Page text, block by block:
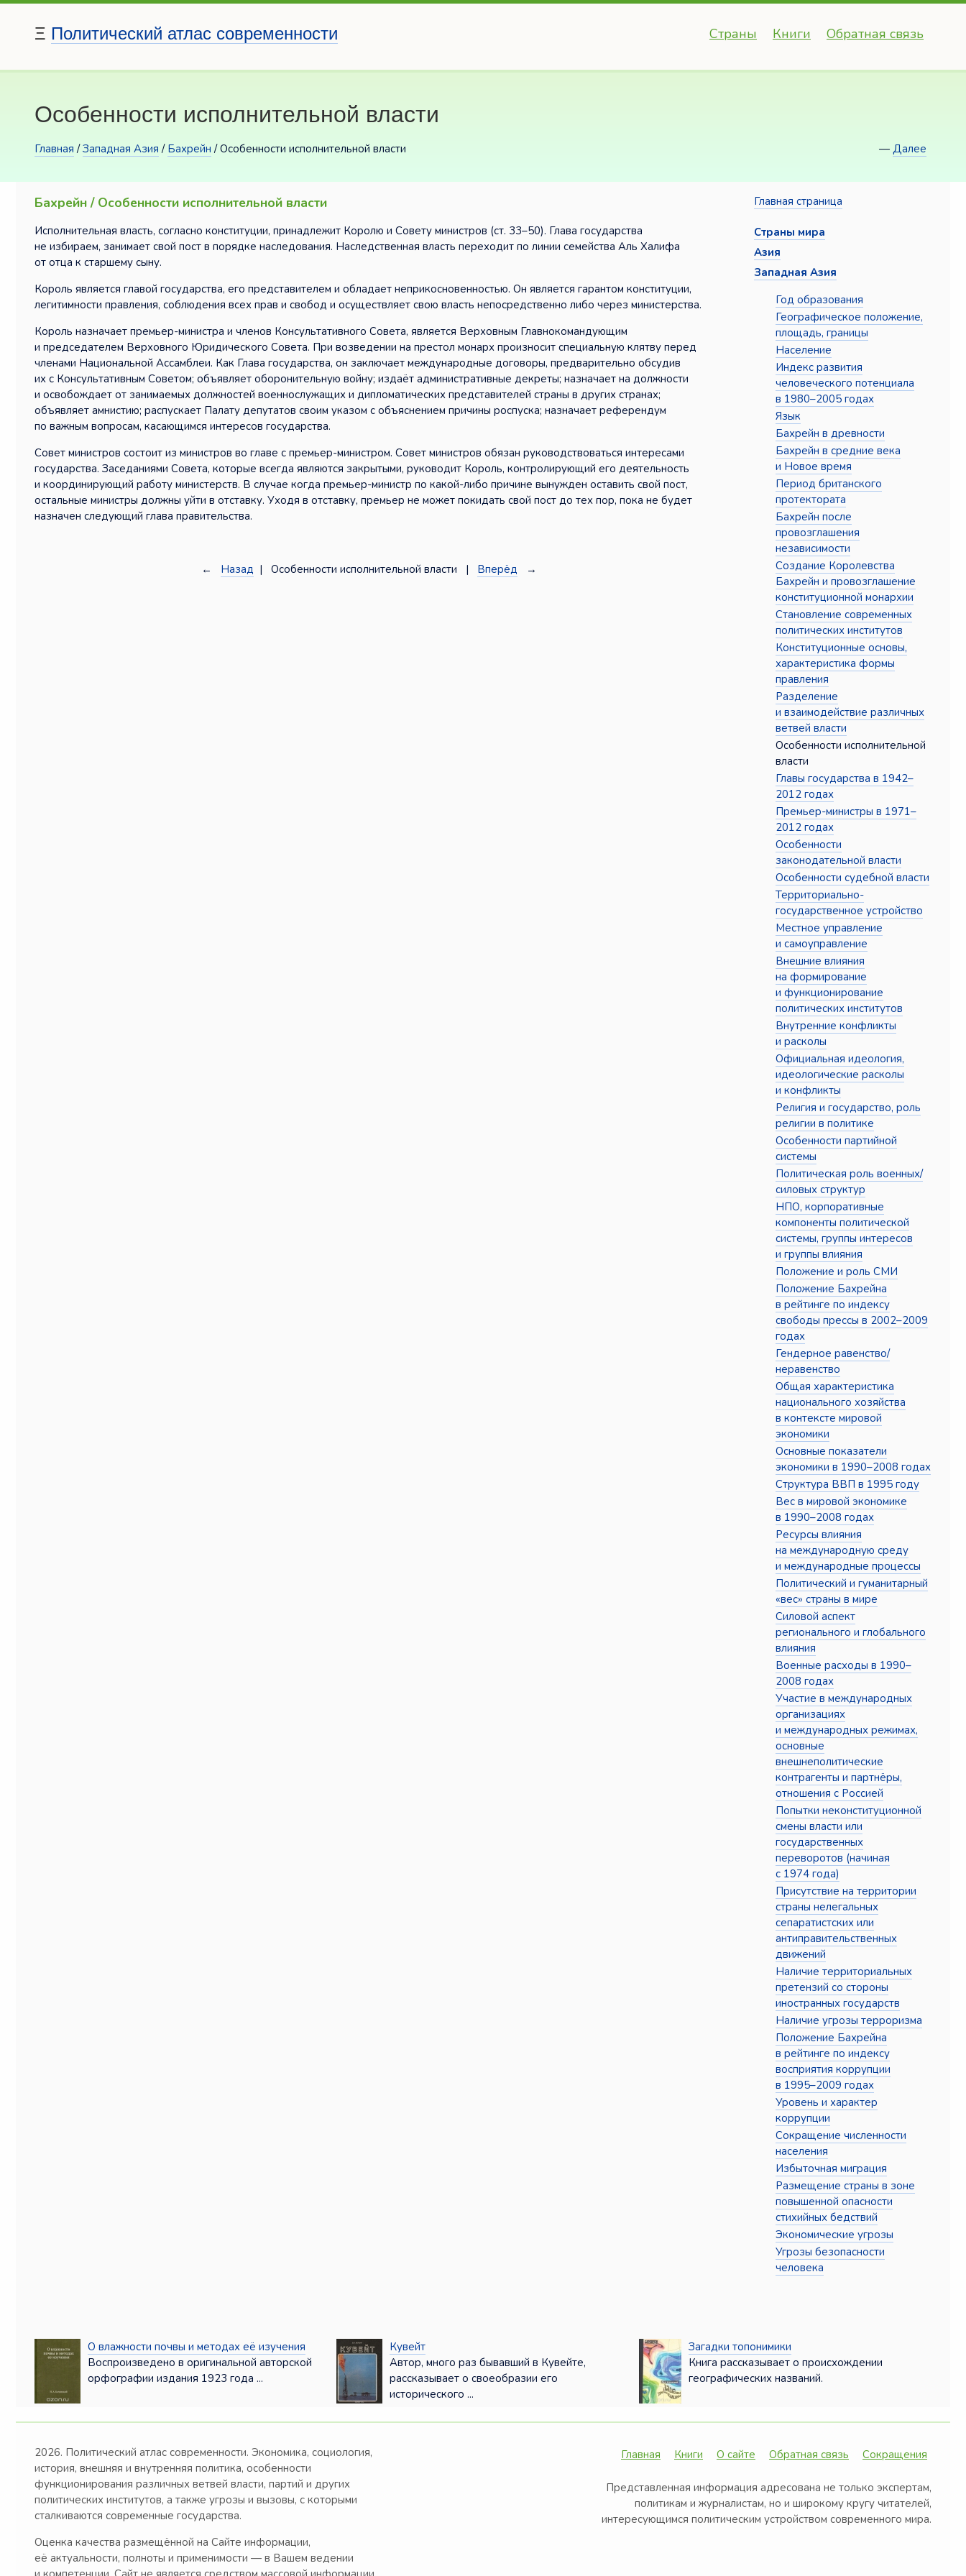
Ξ Политический атлас современности Страны Книги Обратная связь
Особенности исполнительной власти
Главная /Западная Азия / Бахрейн / Особенности исполнительной власти — Далее
Бахрейн / Особенности исполнительной власти
Исполнительная власть, согласно конституции, принадлежит Королю и Совету министров (ст. 33–50). Глава государства
не избираем, занимает свой пост в порядке наследования. Наследственная власть переходит по линии семейства Аль Халифа
от отца к старшему сыну.
Король является главой государства, его представителем и обладает неприкосновенностью. Он является гарантом конституции,
легитимности правления, соблюдения всех прав и свобод и осуществляет свою власть непосредственно либо через министерства.
Король назначает премьер-министра и членов Консультативного Совета, является Верховным Главнокомандующим
и председателем Верховного Юридического Совета. При возведении на престол монарх произносит специальную клятву перед
членами Национальной Ассамблеи. Как Глава государства, он заключает международные договоры, предварительно обсудив
их с Консультативным Советом; объявляет оборонительную войну; издаёт административные декреты; назначает на должности
и освобождает от занимаемых должностей военнослужащих и дипломатических представителей страны в других странах;
объявляет амнистию; распускает Палату депутатов своим указом с объяснением причины роспуска; назначает референдум
по важным вопросам, касающимся интересов государства.
Совет министров состоит из министров во главе с премьер-министром. Совет министров обязан руководствоваться интересами
государства. Заседаниями Совета, которые всегда являются закрытыми, руководит Король, контролирующий его деятельность
и координирующий работу министерств. В случае когда премьер-министр по какой-либо причине вынужден оставить свой пост,
остальные министры должны уйти в отставку. Уходя в отставку, премьер не может покидать свой пост до тех пор, пока не будет
назначен следующий глава правительства.
← Назад | Особенности исполнительной власти | Вперёд →
Главная страница
Страны мира
Азия
Западная Азия
Год образования
Географическое положение,
площадь, границы
Население
Индекс развития
человеческого потенциала
в 1980–2005 годах
Язык
Бахрейн в древности
Бахрейн в средние века
и Новое время
Период британского
протектората
Бахрейн после
провозглашения
независимости
Создание Королевства
Бахрейн и провозглашение
конституционной монархии
Становление современных
политических институтов
Конституционные основы,
характеристика формы
правления
Разделение
и взаимодействие различных
ветвей власти
Особенности исполнительной
власти
Главы государства в 1942–
2012 годах
Премьер-министры в 1971–
2012 годах
Особенности
законодательной власти
Особенности судебной власти
Территориально-
государственное устройство
Местное управление
и самоуправление
Внешние влияния
на формирование
и функционирование
политических институтов
Внутренние конфликты
и расколы
Официальная идеология,
идеологические расколы
и конфликты
Религия и государство, роль
религии в политике
Особенности партийной
системы
Политическая роль военных/
силовых структур
НПО, корпоративные
компоненты политической
системы, группы интересов
и группы влияния
Положение и роль СМИ
Положение Бахрейна
в рейтинге по индексу
свободы прессы в 2002–2009
годах
Гендерное равенство/
неравенство
Общая характеристика
национального хозяйства
в контексте мировой
экономики
Основные показатели
экономики в 1990–2008 годах
Структура ВВП в 1995 году
Вес в мировой экономике
в 1990–2008 годах
Ресурсы влияния
на международную среду
и международные процессы
Политический и гуманитарный
«вес» страны в мире
Силовой аспект
регионального и глобального
влияния
Военные расходы в 1990–
2008 годах
Участие в международных
организациях
и международных режимах,
основные
внешнеполитические
контрагенты и партнёры,
отношения с Россией
Попытки неконституционной
смены власти или
государственных
переворотов (начиная
с 1974 года)
Присутствие на территории
страны нелегальных
сепаратистских или
антиправительственных
движений
Наличие территориальных
претензий со стороны
иностранных государств
Наличие угрозы терроризма
Положение Бахрейна
в рейтинге по индексу
восприятия коррупции
в 1995–2009 годах
Уровень и характер
коррупции
Сокращение численности
населения
Избыточная миграция
Размещение страны в зоне
повышенной опасности
стихийных бедствий
Экономические угрозы
Угрозы безопасности
человека
О влажности почвы и методах её изучения
Воспроизведено в оригинальной авторской
орфографии издания 1923 года ...
Кувейт
Автор, много раз бывавший в Кувейте,
рассказывает о своеобразии его
исторического ...
Загадки топонимики
Книга рассказывает о происхождении
географических названий.
2026. Политический атлас современности. Экономика, социология,
история, внешняя и внутренняя политика, особенности
функционирования различных ветвей власти, партий и других
политических институтов, а также угрозы и вызовы, с которыми
сталкиваются современные государства.
Оценка качества размещённой на Сайте информации,
её актуальности, полноты и применимости — в Вашем ведении
Главная Книги О сайте Обратная связь Сокращения
Представленная информация адресована не только экспертам,
политикам и журналистам, но и широкому кругу читателей,
интересующимся политическим устройством современного мира.